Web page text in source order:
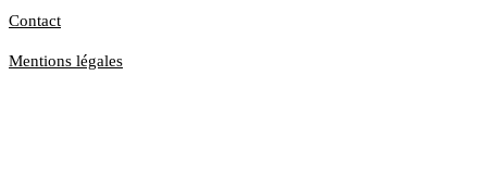
Contact
Mentions légales